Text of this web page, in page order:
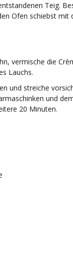
Teig.
Ofen schiebst mit
vermische die
Lauchs.
und streiche
und
20 Minuten.